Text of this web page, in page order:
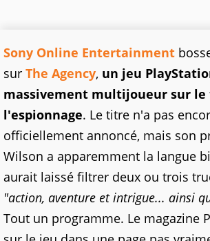
Sony Online Entertainment
sur The Agency, un jeu
massivement multijoueur sur le
l'espionnage. Le titre n'a pas
officiellement annoncé, mais son
Wilson a apparemment la langue
aurait laissé filtrer deux ou trois
"action, aventure et intrigue... ainsi
Tout un programme. Le magazine